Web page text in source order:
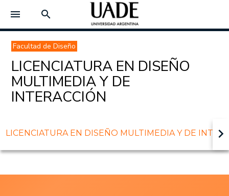
menu search
Facultad de Diseño
LICENCIATURA EN DISEÑO
MULTIMEDIA Y DE
INTERACCIÓN
LICENCIATURA EN DISEÑO MULTIMEDIA Y DE keyboard_arrow_right